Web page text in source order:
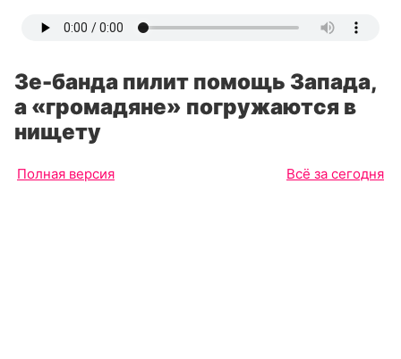
Зе-банда пилит помощь Запада,
а «громадяне» погружаются в
нищету
Полная версия Всё за сегодня